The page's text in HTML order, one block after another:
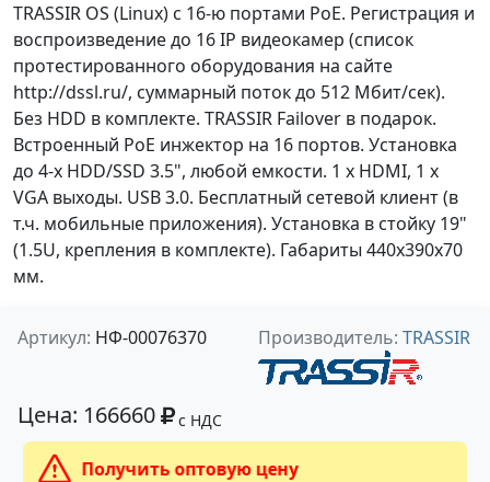
TRASSIR OS (Linux) с 16-ю портами PoE. Регистрация и
воспроизведение до 16 IP видеокамер (список
протестированного оборудования на сайте
http://dssl.ru/, суммарный поток до 512 Мбит/сек).
Без HDD в комплекте. TRASSIR Failover в подарок.
Встроенный PoE инжектор на 16 портов. Установка
до 4-х HDD/SSD 3.5", любой емкости. 1 x HDMI, 1 x
VGA выходы. USB 3.0. Бесплатный сетевой клиент (в
т.ч. мобильные приложения). Установка в стойку 19"
(1.5U, крепления в комплекте). Габариты 440х390х70
мм.
Артикул: НФ-00076370 Производитель: TRASSIR
Цена: 166660 с НДС
Получить оптовую цену